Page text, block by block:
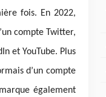
fois. En 2022,
compte Twitter,
et YouTube. Plus
d’un compte
également